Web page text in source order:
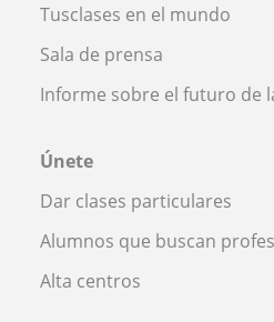
Tusclases en el mundo
Sala de prensa
Informe sobre el futuro de
Únete
Dar clases particulares
Alumnos que buscan
Alta centros